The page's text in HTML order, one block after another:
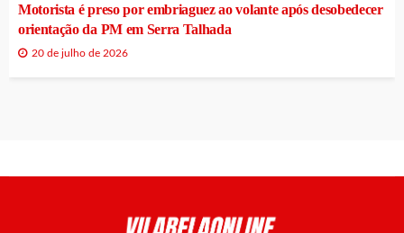
Motorista é preso por embriaguez ao volante após desobedecer
orientação da PM em Serra Talhada
20 de julho de 2026